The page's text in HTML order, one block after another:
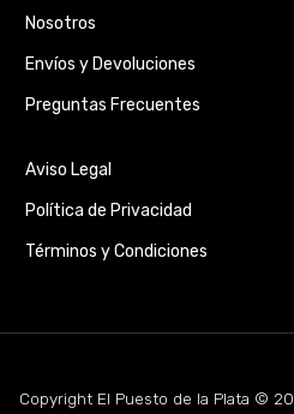
Nosotros
Envíos y Devoluciones
Preguntas Frecuentes
Aviso Legal
Política de Privacidad
Términos y Condiciones
Copyright El Puesto de la Plata ©